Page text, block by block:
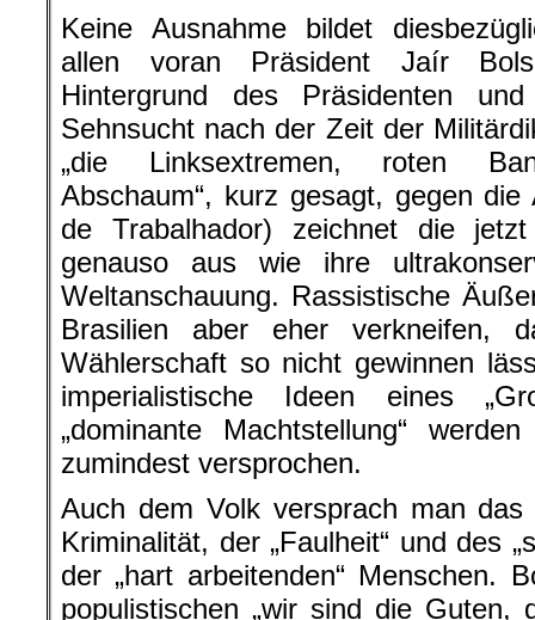
Keine Ausnahme bildet
allen voran Präsident Jaír
Hintergrund des Präsidenten
Sehnsucht nach der Zeit der
„die Linksextremen, roten
Abschaum“, kurz gesagt, gegen
de Trabalhador) zeichnet die
genauso aus wie ihre
Weltanschauung. Rassistische
Brasilien aber eher verkneifen,
Wählerschaft so nicht gewinnen
imperialistische Ideen eines
„dominante Machtstellung“
zumindest versprochen.
Auch dem Volk versprach man
Kriminalität, der „Faulheit“ und des
der „hart arbeitenden“ Menschen.
populistischen „wir sind die Guten,